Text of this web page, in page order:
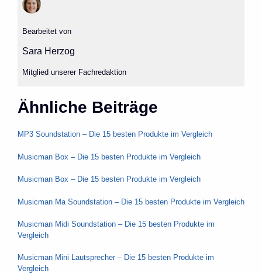
Bearbeitet von
Sara Herzog
Mitglied unserer Fachredaktion
Ähnliche Beiträge
MP3 Soundstation – Die 15 besten Produkte im Vergleich
Musicman Box – Die 15 besten Produkte im Vergleich
Musicman Box – Die 15 besten Produkte im Vergleich
Musicman Ma Soundstation – Die 15 besten Produkte im Vergleich
Musicman Midi Soundstation – Die 15 besten Produkte im
Vergleich
Musicman Mini Lautsprecher – Die 15 besten Produkte im
Vergleich